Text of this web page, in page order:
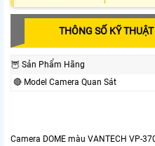
THÔNG SỐ KỸ
🦉 Sản Phẩm Hãng
🔴 Model Camera Quan Sát
Camera DOME màu VANTECH VP-